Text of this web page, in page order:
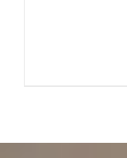
DETAILS